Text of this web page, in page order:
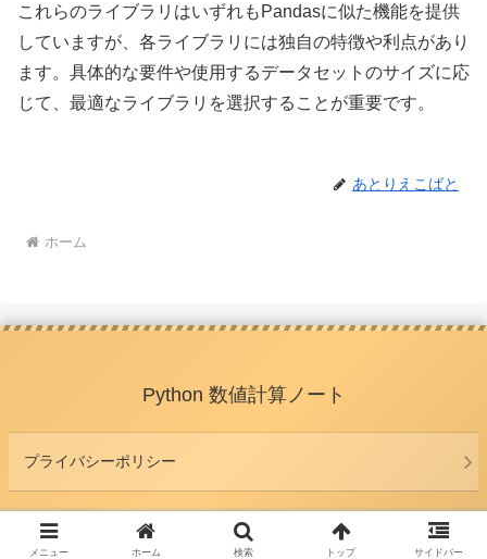
これらのライブラリはいずれもPandasに似た機能を提供
していますが、各ライブラリには独自の特徴や利点があり
ます。具体的な要件や使用するデータセットのサイズに応
じて、最適なライブラリを選択することが重要です。
あとりえこばと
ホーム
Python 数値計算ノート
プライバシーポリシー
© 2018 Python 数値計算ノート.
メニュー ホーム 検索 トップ サイドバー